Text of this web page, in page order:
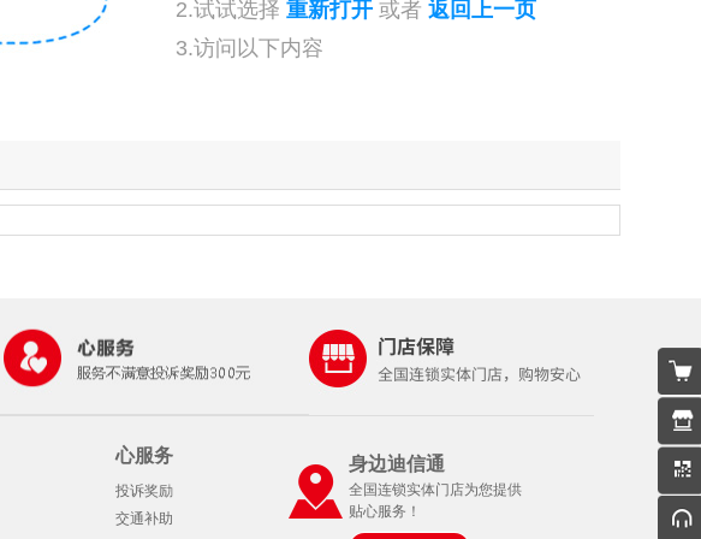
2.试试选择 重新打开 或者 返回上一页
3.访问以下内容
心服务
投诉奖励
交通补助
身边迪信通
全国连锁实体门店为您提供
贴心服务！